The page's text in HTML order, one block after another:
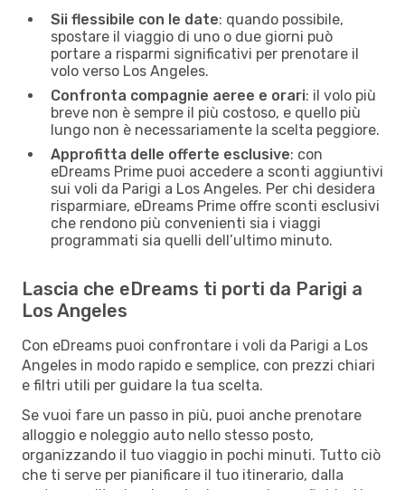
Sii flessibile con le date: quando possibile,
spostare il viaggio di uno o due giorni può
portare a risparmi significativi per prenotare il
volo verso Los Angeles.
Confronta compagnie aeree e orari: il volo più
breve non è sempre il più costoso, e quello più
lungo non è necessariamente la scelta peggiore.
Approfitta delle offerte esclusive: con
eDreams Prime puoi accedere a sconti aggiuntivi
sui voli da Parigi a Los Angeles. Per chi desidera
risparmiare, eDreams Prime offre sconti esclusivi
che rendono più convenienti sia i viaggi
programmati sia quelli dell’ultimo minuto.
Lascia che eDreams ti porti da Parigi a
Los Angeles
Con eDreams puoi confrontare i voli da Parigi a Los
Angeles in modo rapido e semplice, con prezzi chiari
e filtri utili per guidare la tua scelta.
Se vuoi fare un passo in più, puoi anche prenotare
alloggio e noleggio auto nello stesso posto,
organizzando il tuo viaggio in pochi minuti. Tutto ciò
che ti serve per pianificare il tuo itinerario, dalla